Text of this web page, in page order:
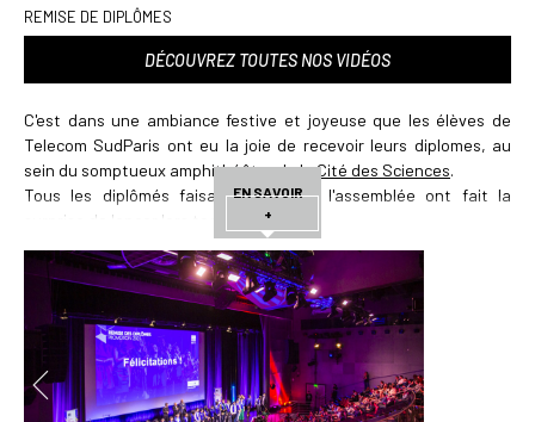
REMISE DE DIPLÔMES
DÉCOUVREZ TOUTES NOS VIDÉOS
C'est dans une ambiance festive et joyeuse que les élèves de
Telecom SudParis ont eu la joie de recevoir leurs diplomes, au
sein du somptueux amphithéâtre de laCité des Sciences.
Tous les diplômés faisant partie de l'assemblée ont fait la
surprise de lancer lors toques.
EN SAVOIR
+